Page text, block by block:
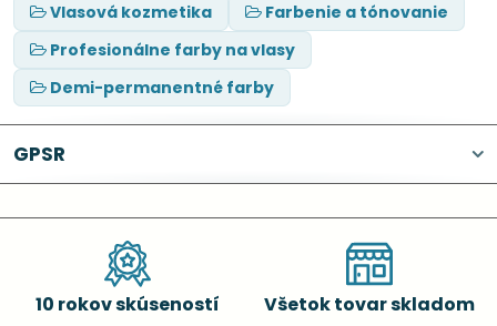
Vlasová kozmetika
Farbenie a tónovanie
Profesionálne farby na vlasy
Demi-permanentné farby
GPSR
10 rokov skúseností Všetok tovar skladom